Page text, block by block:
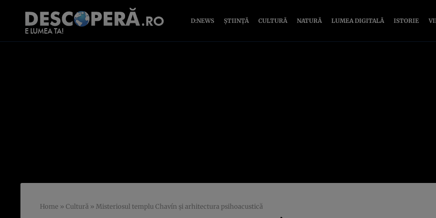
D:NEWS ȘTIINȚĂ CULTURĂ NATURĂ LUMEA DIGITALĂ ISTORIE
Home » Cultură » Misteriosul templu Chavín şi arhitectura psihoacustică